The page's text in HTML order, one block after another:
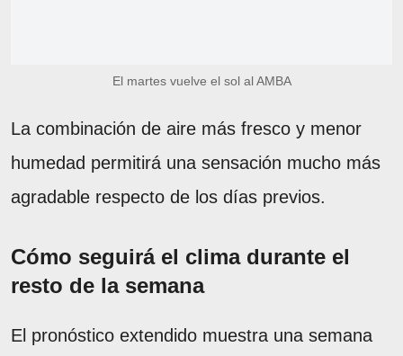
El martes vuelve el sol al AMBA
La combinación de aire más fresco y menor
humedad permitirá una sensación mucho más
agradable respecto de los días previos.
Cómo seguirá el clima durante el
resto de la semana
El pronóstico extendido muestra una semana